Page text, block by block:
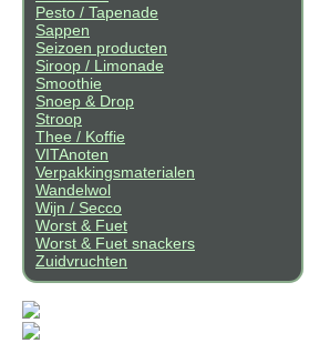
Pesto / Tapenade
Sappen
Seizoen producten
Siroop / Limonade
Smoothie
Snoep & Drop
Stroop
Thee / Koffie
VITAnoten
Verpakkingsmaterialen
Wandelwol
Wijn / Secco
Worst & Fuet
Worst & Fuet snackers
Zuidvruchten